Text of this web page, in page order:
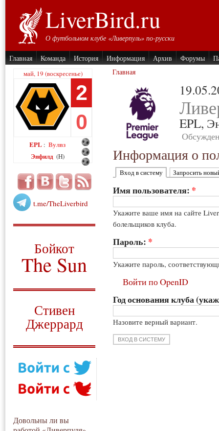
LiverBird.ru
О футбольном клубе «Ливерпуль» по-русски
Главная Команда История Информация Архив Форумы
май, 19 (воскресенье)
2
0
EPL : Вулвз
Энфилд (H)
t.me/TheLiverbird
Бойкот
The Sun
Стивен
Джеррард
Довольны ли вы
Главная
EPL,
Информация о
Вход в систему Запросить
Имя пользователя: *
Укажите ваше имя на сайте
болельщиков клуба.
Пароль: *
Укажите пароль,
Войти по OpenID
Год основания клуба
Назовите верный вариант.